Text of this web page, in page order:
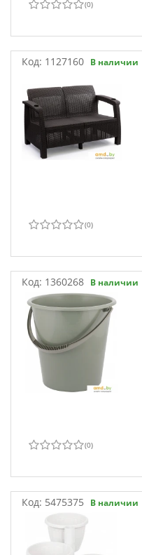
(0)
Код: 1127160 В наличии
(0)
Код: 1360268 В наличии
(0)
Код: 5475375 В наличии